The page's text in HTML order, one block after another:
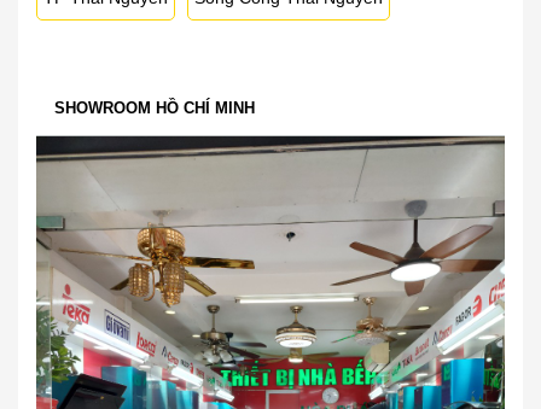
SHOWROOM HỒ CHÍ MINH